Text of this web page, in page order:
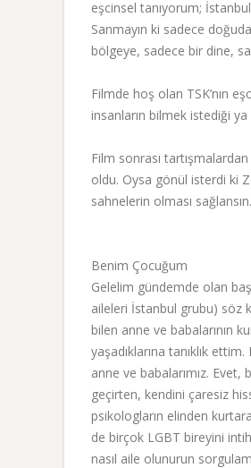
eşcinsel tanıyorum;
Sanmayın ki sadece
bölgeye, sadece bir dine,
Filmde hoş olan TSK’nın
insanların bilmek istediği
Film sonrası
oldu. Oysa gönül isterdi ki
sahnelerin olması sağlansın.
Benim Çocuğum
Gelelim gündemde olan
aileleri İstanbul grubu) söz
bilen anne ve babalarının
yaşadıklarına tanıklık
anne ve babalarımız.
geçirten, kendini çaresiz
psikologların elinden
de birçok LGBT bireyini
nasıl aile olunurun